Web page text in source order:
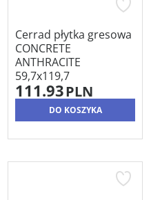
Cerrad płytka gresowa
CONCRETE
ANTHRACITE
59,7x119,7
111.93PLN
DO KOSZYKA